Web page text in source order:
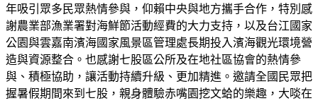
年吸引眾多民眾熱情參與，仰賴中央與地方攜手合作，特別感
謝農業部漁業署對海鮮節活動經費的大力支持，以及台江國家
公園與雲嘉南濱海國家風景區管理處長期投入濱海觀光環境營
造與資源整合。也感謝七股區公所及在地社區協會的熱情參
與、積極協助，讓活動持續升級、更加精進。邀請全國民眾把
握暑假期間來到七股，親身體驗赤嘴園挖文蛤的樂趣，大啖在